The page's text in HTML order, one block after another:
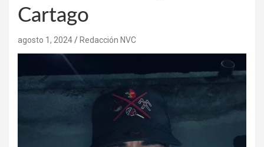
Cartago
agosto 1, 2024 Redacción NVC